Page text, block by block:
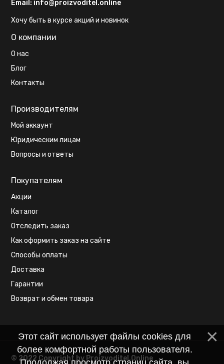
Email: info@proizvoditel.online
Хочу быть в курсе акций и новинок
О компании
О нас
Блог
Контакты
Производителям
Мой аккаунт
Юридическим лицам
Вопросы и ответы
Покупателям
Акции
Каталог
Отследить заказ
Как оформить заказ на сайте
Способы оплаты
Доставка
Гарантии
Возврат и обмен товара
© 2022 Copyright by Proizvoditel.Online
Этот сайт использует файлы cookies для
более комфортной работы пользователя.